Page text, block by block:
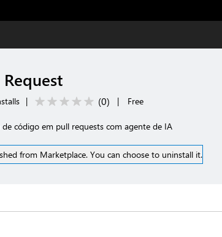
| (0) | Free
código em pull requests com agente de IA
from Marketplace. You can choose to uninstall it.